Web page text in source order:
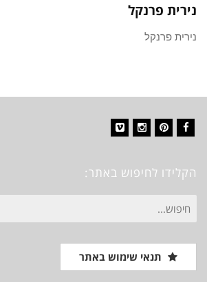
נירית פרנקל
נירית פרנקל
הקלידו לחיפוש באתר:
חיפוש
עבור:
תנאי שימוש באתר